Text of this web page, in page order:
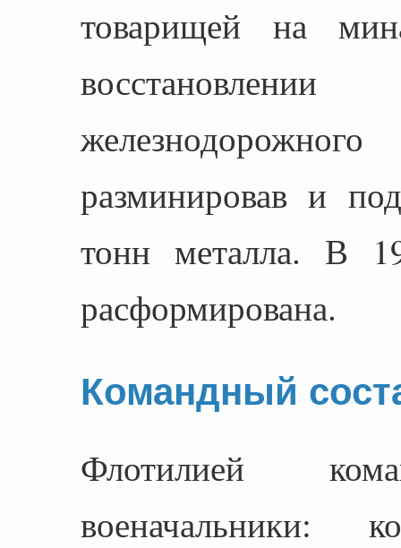
товарищей на
разминировав и
тонн металла. В
расформирована.
Командный
Флотилией